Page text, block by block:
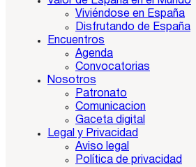
Viviéndose en España
Disfrutando de España
Encuentros
Agenda
Convocatorias
Nosotros
Patronato
Comunicacion
Gaceta digital
Legal y Privacidad
Aviso legal
Política de privacidad